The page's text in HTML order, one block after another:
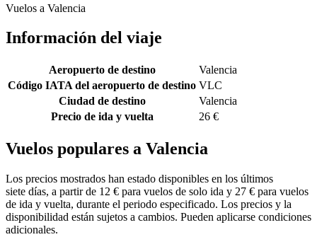
Vuelos a Valencia
Información del viaje
Aeropuerto de destino
Valencia
Código IATA del aeropuerto de destino VLC
Ciudad de destino
Valencia
Precio de ida y vuelta
26 €
Vuelos populares a Valencia
Los precios mostrados han estado disponibles en los últimos
siete días, a partir de 12 € para vuelos de solo ida y 27 € para vuelos
de ida y vuelta, durante el periodo especificado. Los precios y la
disponibilidad están sujetos a cambios. Pueden aplicarse condiciones
adicionales.